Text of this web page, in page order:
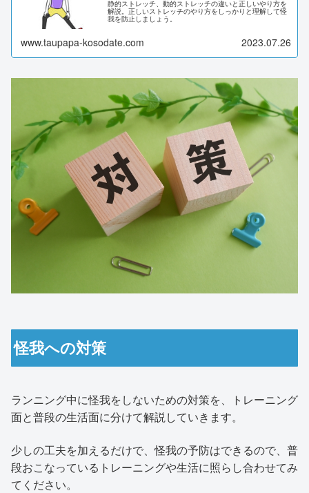
静的ストレッチ、動的ストレッチの違いと正しいやり方を
解説。正しいストレッチのやり方をしっかりと理解して怪
我を防止しましょう。
www.taupapa-kosodate.com 2023.07.26
怪我への対策
ランニング中に怪我をしないための対策を、トレーニング
面と普段の生活面に分けて解説していきます。
少しの工夫を加えるだけで、怪我の予防はできるので、普
段おこなっているトレーニングや生活に照らし合わせてみ
てください。